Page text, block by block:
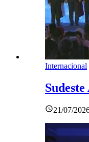
Internacional
21/07/